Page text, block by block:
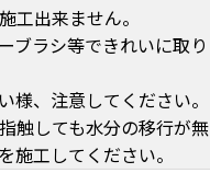
工出来ません。
ブラシ等できれいに取り
様、注意してください。
触しても水分の移行が無
施工してください。